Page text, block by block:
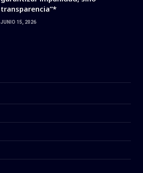
transparencia”*
JUNIO 15, 2026